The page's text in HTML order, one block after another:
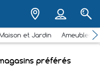
et Jardin
préférés